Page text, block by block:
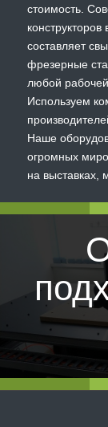
стоимость.
составляет
фрезерные
любой
Используем
Наше
огромных
на выставках,